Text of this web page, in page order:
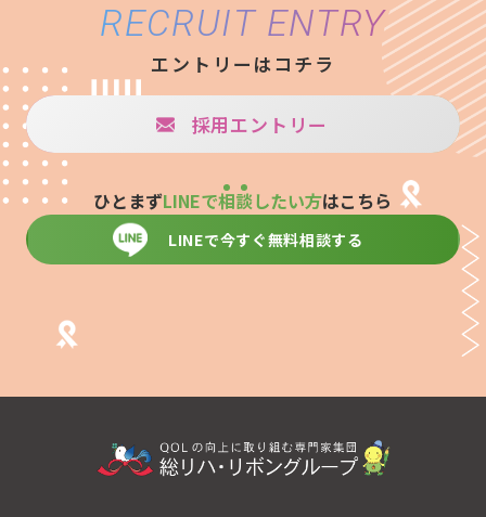
RECRUIT ENTRY
エントリーはコチラ
採用エントリー
ひとまずLINEで相談したい方はこちら
LINEで今すぐ無料相談する